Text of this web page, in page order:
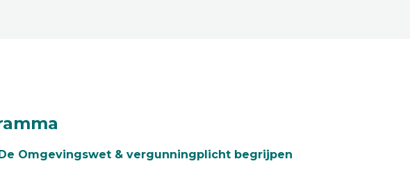
De Omgevingswet & vergunningplicht begrijpen